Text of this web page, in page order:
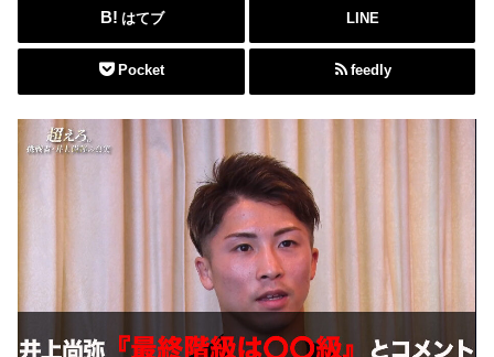
はてブ LINE
Pocket feedly